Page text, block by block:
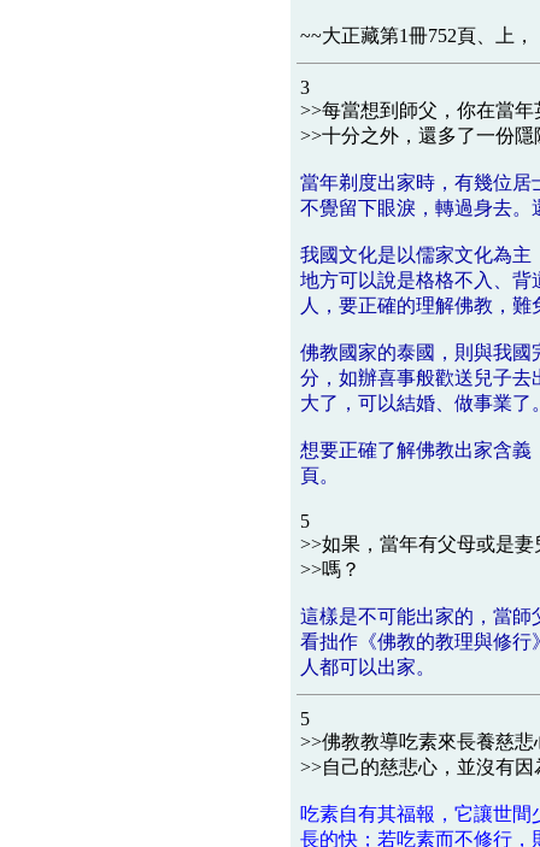
~~大正藏第1冊752頁、上
3
>>每當想到師父，你在當
>>十分之外，還多了一份隱
當年剃度出家時，有幾位
不覺留下眼淚，轉過身去。
我國文化是以儒家文化為
地方可以說是格格不入、
人，要正確的理解佛教，
佛教國家的泰國，則與我
分，如辦喜事般歡送兒子
大了，可以結婚、做事業
想要正確了解佛教出家含義
頁。
5
>>如果，當年有父母或是
>>嗎？
這樣是不可能出家的，當
看拙作《佛教的教理與修行
人都可以出家。
5
>>佛教教導吃素來長養慈
>>自己的慈悲心，並沒有
吃素自有其福報，它讓世
長的快；若吃素而不修行